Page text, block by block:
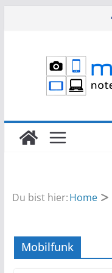
Du bist hier:Home
Mobilfunk